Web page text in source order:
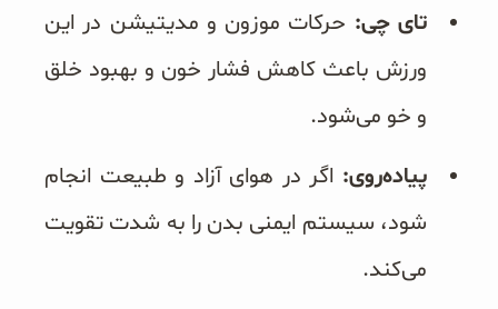
تای چی: حرکات موزون و مدیتیشن در این
ورزش باعث کاهش فشار خون و بهبود خلق
و خو می‌شود.
پیاده‌روی: اگر در هوای آزاد و طبیعت انجام
شود، سیستم ایمنی بدن را به شدت تقویت
می‌کند.